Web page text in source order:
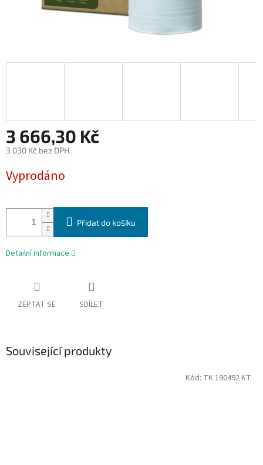
3 666,30 Kč
3 030 Kč bez DPH
cena:
Vyprodáno
Přidat do košíku
Detailní informace
ZEPTAT SE SDÍLET
Související produkty
Kód: TK 190492 KT